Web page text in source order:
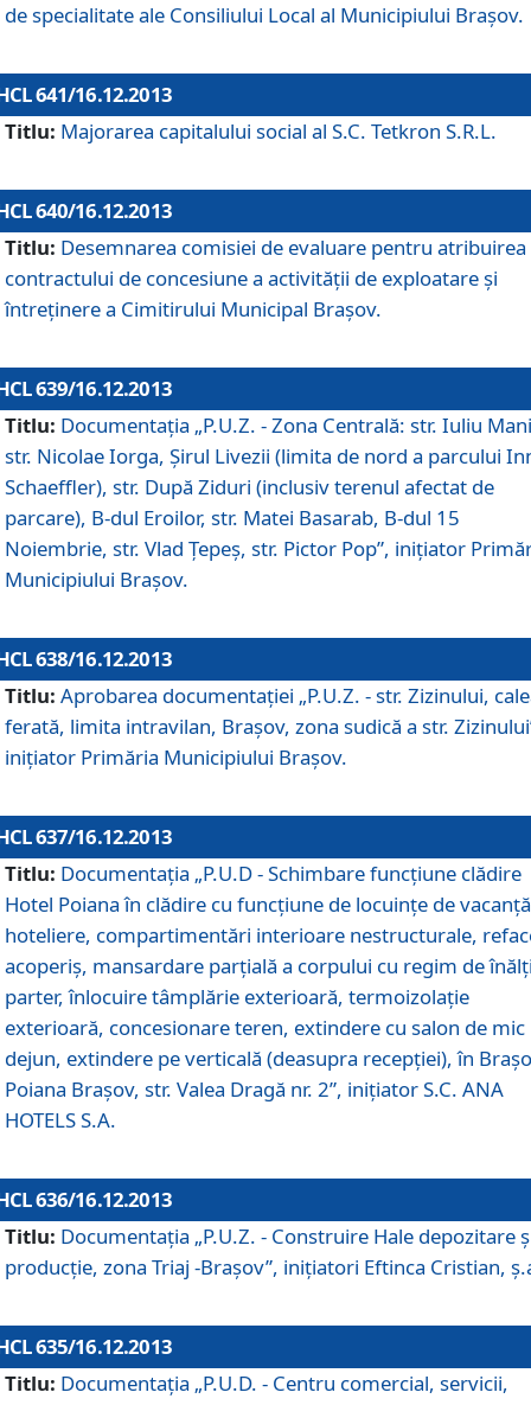
de specialitate ale Consiliului Local al Municipiului Braşov.
641/16.12.2013
Titlu: Majorarea capitalului social al S.C. Tetkron S.R.L.
640/16.12.2013
Titlu: Desemnarea comisiei de evaluare pentru atribuirea
contractului de concesiune a activităţii de exploatare şi
întreţinere a Cimitirului Municipal Braşov.
639/16.12.2013
Titlu: Documentaţia „P.U.Z. - Zona Centrală: str. Iuliu
str. Nicolae Iorga, Şirul Livezii (limita de nord a parcului
Schaeffler), str. După Ziduri (inclusiv terenul afectat de
parcare), B-dul Eroilor, str. Matei Basarab, B-dul 15
Noiembrie, str. Vlad Ţepeş, str. Pictor Pop”, iniţiator
Municipiului Braşov.
638/16.12.2013
Titlu: Aprobarea documentaţiei „P.U.Z. - str. Zizinului,
ferată, limita intravilan, Braşov, zona sudică a str.
iniţiator Primăria Municipiului Braşov.
637/16.12.2013
Titlu: Documentaţia „P.U.D - Schimbare funcţiune clădire
Hotel Poiana în clădire cu funcţiune de locuinţe de
hoteliere, compartimentări interioare nestructurale,
acoperiş, mansardare parţială a corpului cu regim de
parter, înlocuire tâmplărie exterioară, termoizolaţie
exterioară, concesionare teren, extindere cu salon de mic
dejun, extindere pe verticală (deasupra recepţiei), în
Poiana Braşov, str. Valea Dragă nr. 2”, iniţiator S.C. ANA
HOTELS S.A.
636/16.12.2013
Titlu: Documentaţia „P.U.Z. - Construire Hale depozitare
producţie, zona Triaj -Braşov”, iniţiatori Eftinca Cristian,
635/16.12.2013
Titlu: Documentaţia „P.U.D. - Centru comercial, servicii,